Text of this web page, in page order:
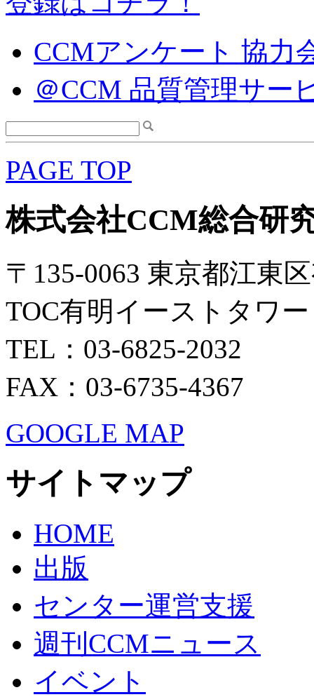
CCMアンケート 協力
＠CCM 品質管理サー
PAGE TOP
株式会社CCM総合研
〒135-0063 東京都江東
TOC有明イーストタワ
TEL：03-6825-2032
FAX：03-6735-4367
GOOGLE MAP
サイトマップ
HOME
出版
センター運営支援
週刊CCMニュース
イベント